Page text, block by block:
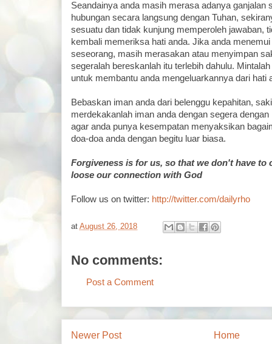
Seandainya anda masih merasa adanya ganjalan
hubungan secara langsung dengan Tuhan,
sesuatu dan tidak kunjung memperoleh jawaban,
kembali memeriksa hati anda. Jika anda
seseorang, masih merasakan atau menyimpan
segeralah bereskanlah itu terlebih dahulu.
untuk membantu anda mengeluarkannya dari hati
Bebaskan iman anda dari belenggu kepahitan,
merdekakanlah iman anda dengan segera
agar anda punya kesempatan menyaksikan
doa-doa anda dengan begitu luar biasa.
Forgiveness is for us, so that we don't have to
loose our connection with God
Follow us on twitter: http://twitter.com/dailyrho
at August 26, 2018
No comments:
Post a Comment
Newer Post Home